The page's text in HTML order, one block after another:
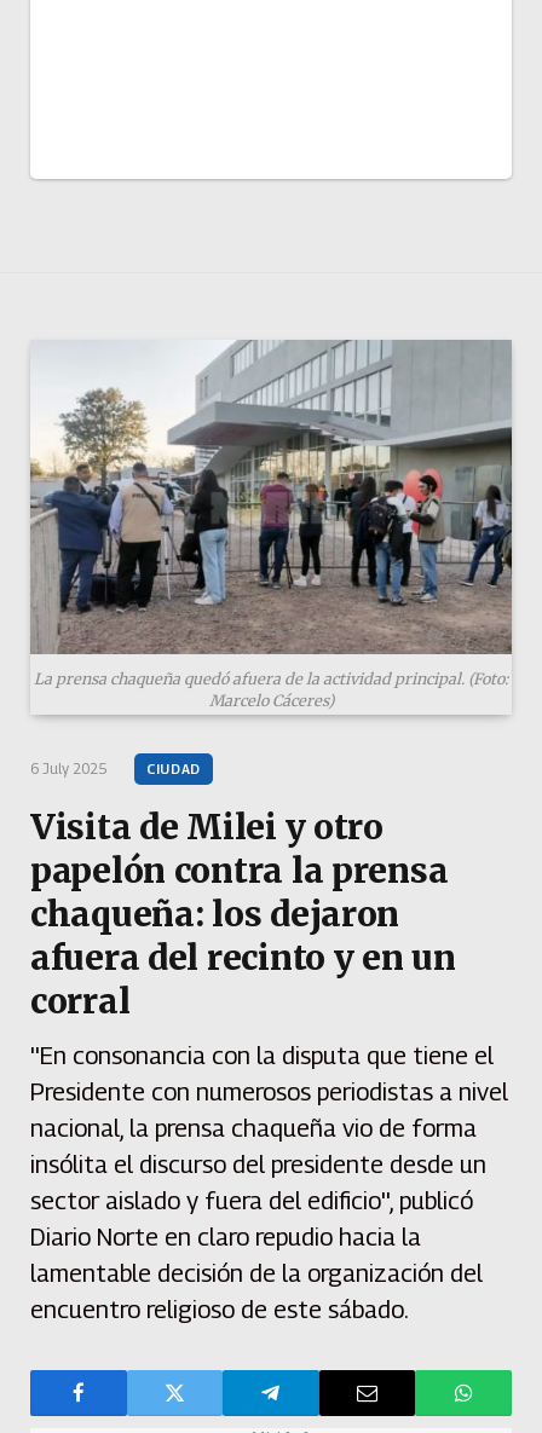
6 July 2025 CIUDAD
Visita de Milei y otro
papelón contra la prensa
chaqueña: los dejaron
afuera del recinto y en un
corral
''En consonancia con la disputa que tiene el
Presidente con numerosos periodistas a nivel
nacional, la prensa chaqueña vio de forma
insólita el discurso del presidente desde un
sector aislado y fuera del edificio'', publicó
Diario Norte en claro repudio hacia la
lamentable decisión de la organización del
encuentro religioso de este sábado.
La prensa chaqueña quedó afuera de la actividad principal. (Foto:
Marcelo Cáceres)